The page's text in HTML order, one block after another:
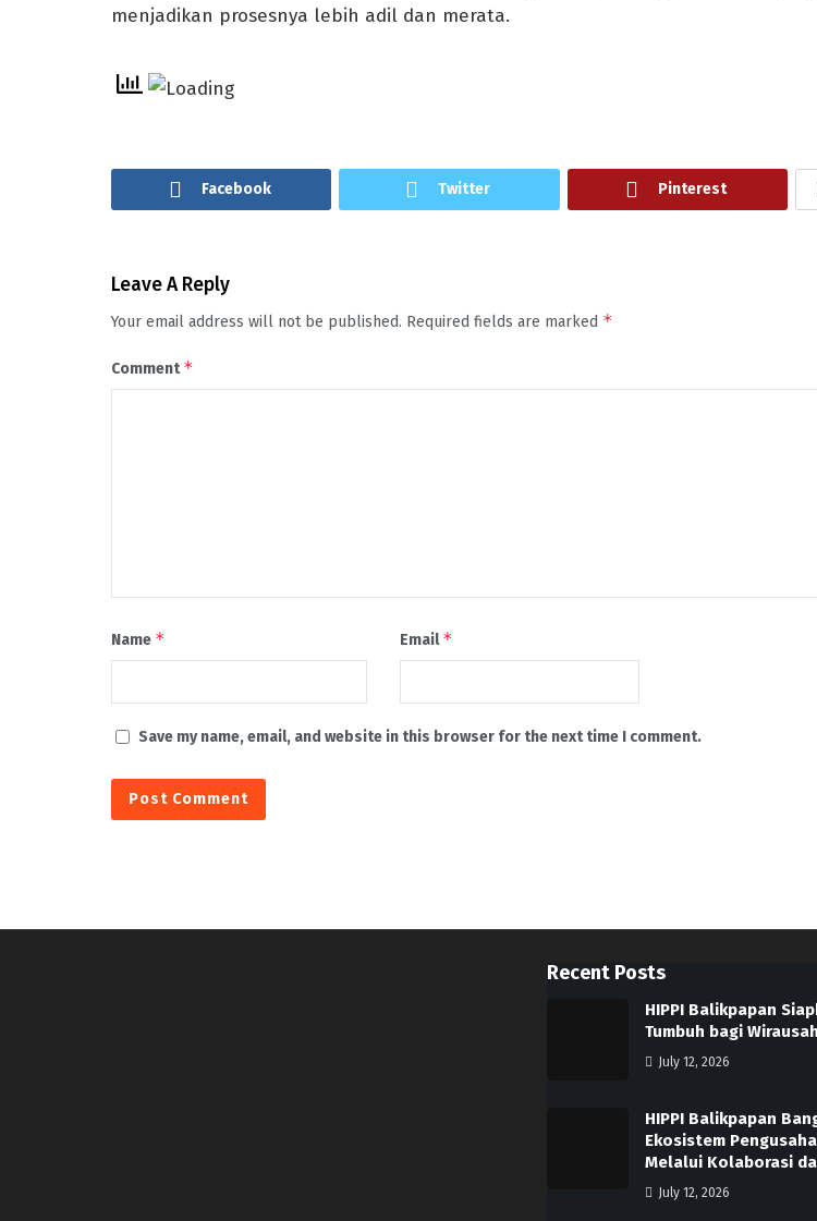
menjadikan prosesnya lebih adil dan merata.
Facebook Twitter Pinterest
Leave A Reply
Your email address will not be published. Required fields are marked *
Comment*
Name * Email*
Save my name, email, and website in this browser for the next time I comment.
Recent Posts
HIPPI Balikpapan
Tumbuh bagi
July 12, 2026
HIPPI Balikpapan
Ekosistem
Melalui Kolaborasi
July 12, 2026